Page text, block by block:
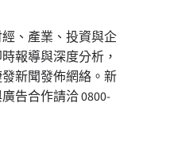
、產業、投資與企
報導與深度分析，
新聞發佈網絡。新
告合作請洽 0800-